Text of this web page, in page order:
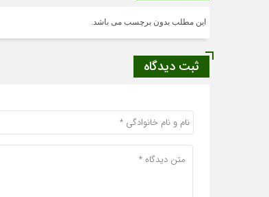
این مطلب بدون برچسب می باشد.
ثبت دیدگاه